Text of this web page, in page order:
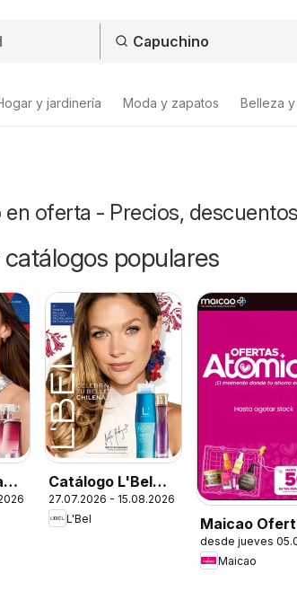
y jardinería Moda y zapatos Belleza
en oferta - Precios,
catálogos populares
Catálogo L'Bel
Campaña 13
27.07.2026 - 15.08.2026
L'Bel
Maicao
desde jueves
Maicao